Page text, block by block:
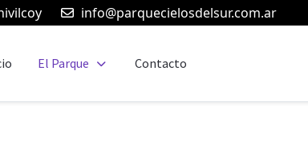
info@parquecielosdelsur.com.ar
El Parque Contacto